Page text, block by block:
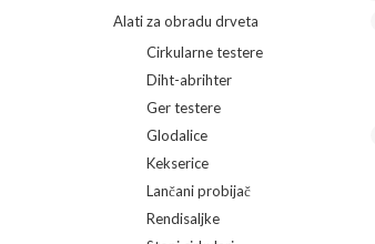
Alati za obradu drveta
Cirkularne testere
Diht-abrihter
Ger testere
Glodalice
Kekserice
Lančani probijač
Rendisaljke